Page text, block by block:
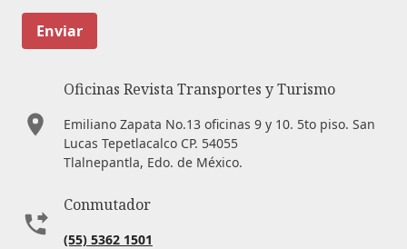
Enviar
Oficinas Revista Transportes y Turismo
Emiliano Zapata No.13 oficinas 9 y 10. 5to piso. San
Lucas Tepetlacalco CP. 54055
Tlalnepantla, Edo. de México.
Conmutador
(55) 5362 1501